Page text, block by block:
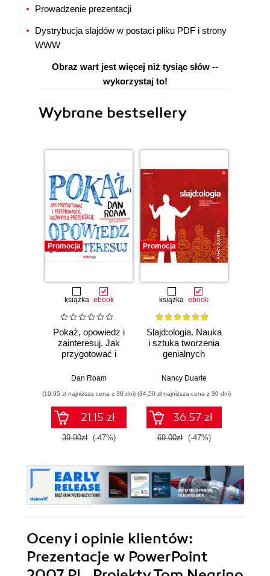
Prowadzenie prezentacji
Dystrybucja slajdów w postaci pliku PDF i strony
WWW
Obraz wart jest więcej niż tysiąc słów --
wykorzystaj to!
Wybrane bestsellery
Promocja
książka ebook
Pokaż, opowiedz i
zainteresuj. Jak
przygotować i
niezwykłą
Dan Roam
(19,95 zł najniższa cena z 30 dni)
21.15 zł
39.90zł (-47%)
Promocja
książka ebook
Slajd:ologia. Nauka
i sztuka tworzenia
genialnych
Nancy Duarte
(34,50 zł najniższa cena z 30 dni)
36.57 zł
69.00zł (-47%)
Oceny i opinie klientów:
Prezentacje w PowerPoint